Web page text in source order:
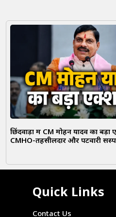
छिंदवाड़ा में CM मोहन यादव का बड़ा
CMHO-तहसीलदार और पटवारी
Quick Links
Contact Us